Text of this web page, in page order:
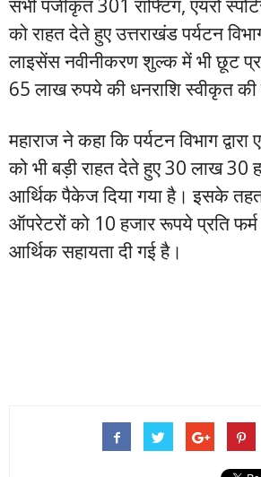
सभी पंजीकृत 301 राफ्टिंग, एयरो
को राहत देते हुए उत्तराखंड पर्यटन
लाइसेंस नवीनीकरण शुल्क में भी छूट
65 लाख रुपये की धनराशि स्वीकृत की
महाराज ने कहा कि पर्यटन विभाग
को भी बड़ी राहत देते हुए 30 लाख 30
आर्थिक पैकेज दिया गया है। इसके
ऑपरेटरों को 10 हजार रूपये प्रति
आर्थिक सहायता दी गई है।